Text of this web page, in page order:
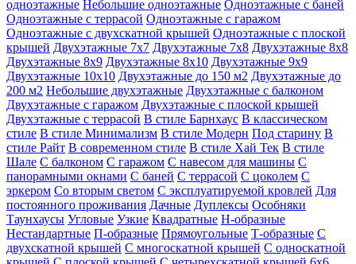
одноэтажные Небольшие одноэтажные Одноэтажные с баней
Одноэтажные с террасой Одноэтажные с гаражом
Одноэтажные с двухскатной крышей Одноэтажные с плоской
крышей Двухэтажные 7х7 Двухэтажные 7х8 Двухэтажные 8х8
Двухэтажные 8х9 Двухэтажные 8х10 Двухэтажные 9х9
Двухэтажные 10х10 Двухэтажные до 150 м2 Двухэтажные до
200 м2 Небольшие двухэтажные Двухэтажные с балконом
Двухэтажные с гаражом Двухэтажные с плоской крышей
Двухэтажные с террасой В стиле Барнхаус В классическом
стиле В стиле Минимализм В стиле Модерн Под старину В
стиле Райт В современном стиле В стиле Хай Тек В стиле
Шале С балконом С гаражом С навесом для машины С
панорамными окнами С баней С террасой С цоколем С
эркером Со вторым светом С эксплуатируемой кровлей Для
постоянного проживания Дачные Дуплексы Особняки
Таунхаусы Угловые Узкие Квадратные Н-образные
Нестандартные П-образные Прямоугольные Т-образные С
двухскатной крышей С многоскатной крышей С односкатной